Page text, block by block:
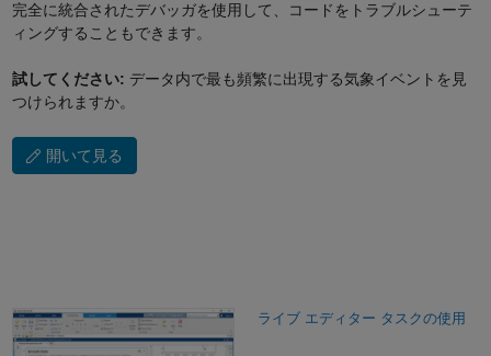
完全に統合されたデバッガを使用して、コードをトラブルシューテ
ィングすることもできます。
試してください: データ内で最も頻繁に出現する気象イベントを見
つけられますか。
開いて見る
ライブ エディター タスクの使用 ライブ エディター タスクの使用